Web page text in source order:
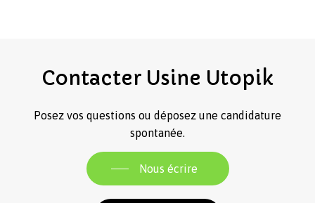
Contacter Usine Utopik
Posez vos questions ou déposez une candidature
spontanée.
Nous écrire